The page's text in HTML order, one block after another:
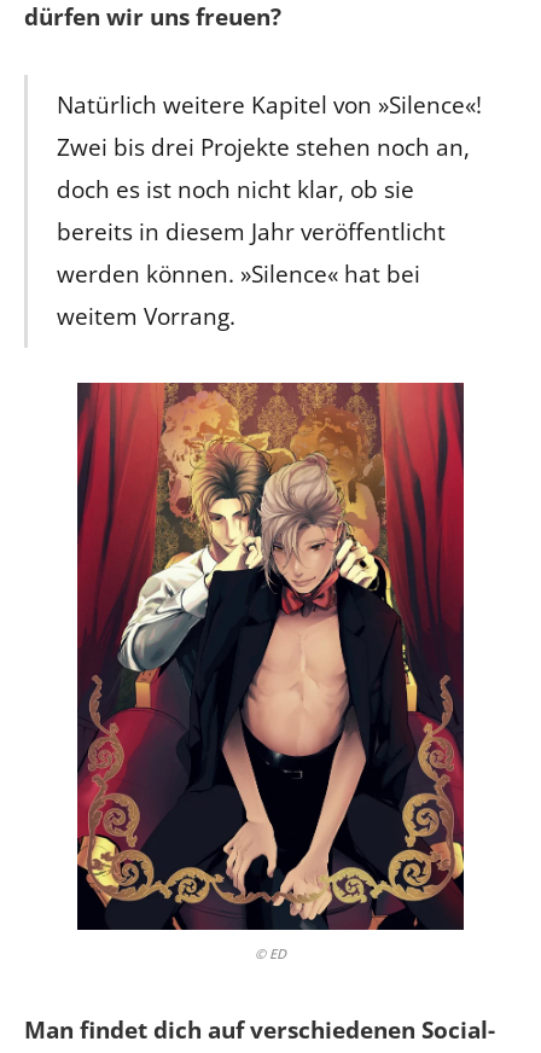
dürfen wir uns freuen?
Natürlich weitere Kapitel von »Silence«!
Zwei bis drei Projekte stehen noch an,
doch es ist noch nicht klar, ob sie
bereits in diesem Jahr veröffentlicht
werden können. »Silence« hat bei
weitem Vorrang.
© ED
Man findet dich auf verschiedenen Social-